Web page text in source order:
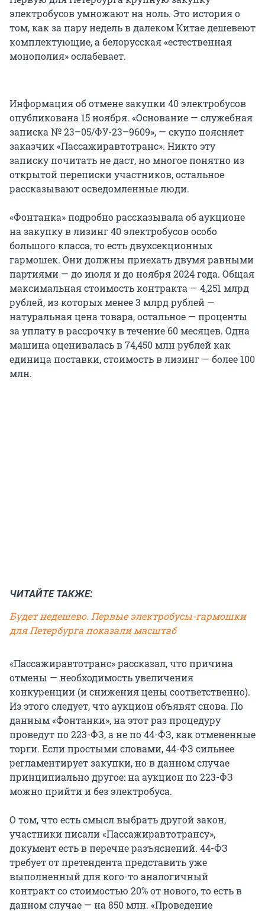
электробусов умножают на ноль. Это история о
том, как за пару недель в далеком Китае дешевеют
комплектующие, а белорусская «естественная
монополия» ослабевает.
Информация об отмене закупки 40 электробусов
опубликована 15 ноября. «Основание — служебная
записка № 23–05/ФУ-23–9609», — скупо поясняет
заказчик «Пассажиравтотранс». Никто эту
записку почитать не даст, но многое понятно из
открытой переписки участников, остальное
рассказывают осведомленные люди.
«Фонтанка» подробно рассказывала об аукционе
на закупку в лизинг 40 электробусов особо
большого класса, то есть двухсекционных
гармошек. Они должны приехать двумя равными
партиями — до июля и до ноября 2024 года. Общая
максимальная стоимость контракта — 4,251 млрд
рублей, из которых менее 3 млрд рублей —
натуральная цена товара, остальное — проценты
за уплату в рассрочку в течение 60 месяцев. Одна
машина оценивалась в 74,450 млн рублей как
единица поставки, стоимость в лизинг — более 100
млн.
ЧИТАЙТЕ ТАКЖЕ:
Будет недешево. Первые электробусы-гармошки
для Петербурга показали масштаб
«Пассажиравтотранс» рассказал, что причина
отмены — необходимость увеличения
конкуренции (и снижения цены соответственно).
Из этого следует, что аукцион объявят снова. По
данным «Фонтанки», на этот раз процедуру
проведут по 223-ФЗ, а не по 44-ФЗ, как отмененные
торги. Если простыми словами, 44-ФЗ сильнее
регламентирует закупки, но в данном случае
принципиально другое: на аукцион по 223-ФЗ
можно прийти и без электробуса.
О том, что есть смысл выбрать другой закон,
участники писали «Пассажиравтотрансу»,
документ есть в перечне разъяснений. 44-ФЗ
требует от претендента представить уже
выполненный для кого-то аналогичный
контракт со стоимостью 20% от нового, то есть в
данном случае — на 850 млн. «Проведение